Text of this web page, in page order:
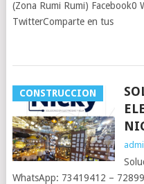
(Zona Rumi Rumi) Facebook0
TwitterComparte en tus
CONSTRUCCION
WhatsApp: 73419412 –